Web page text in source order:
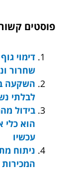
פוסטים
דימוי
שחרור
השקעה
לבלתי
בידול
הוא כלי
עכשיו
ניתוח
המכירות